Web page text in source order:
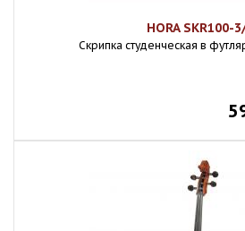
HORA SKR100-
Скрипка студенческая в